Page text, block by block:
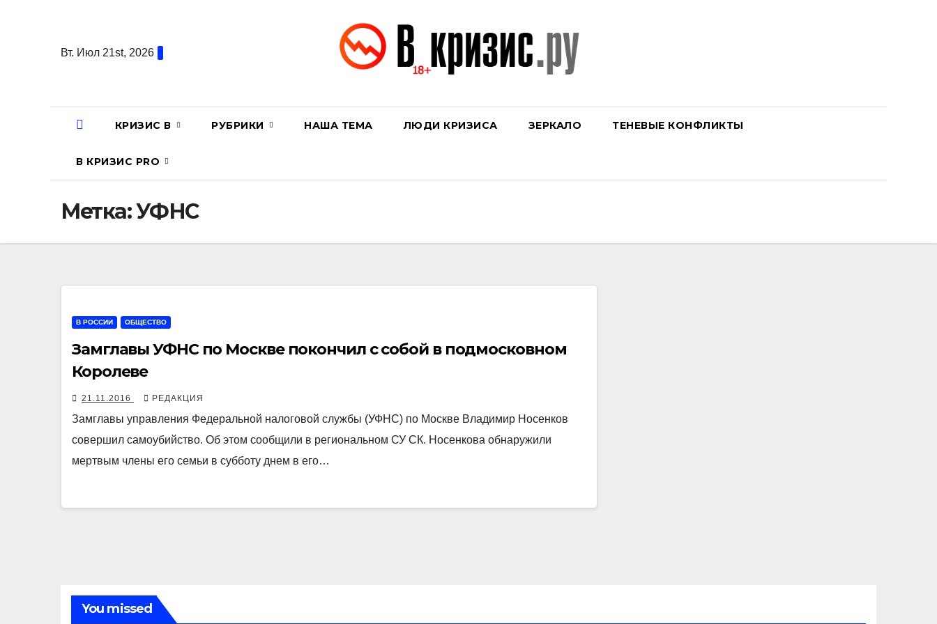
содержаниюВт. Июл 21st, 2026
КРИЗИС В РУБРИКИ НАША ТЕМА ЛЮДИ КРИЗИСА ЗЕРКАЛО ТЕНЕВЫЕ КОНФЛИКТЫ
В КРИЗИС PRO
Метка:УФНС
В РОССИИ ОБЩЕСТВО
Замглавы УФНС по Москве покончил с собой в подмосковном
Королеве
21.11.2016 РЕДАКЦИЯ
Замглавы управления Федеральной налоговой службы (УФНС) по Москве Владимир Носенков
совершил самоубийство. Об этом сообщили в региональном СУ СК. Носенкова обнаружили
мертвым члены его семьи в субботу днем в его…
You missed